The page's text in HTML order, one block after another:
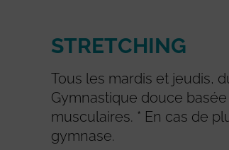
STRETCHING
Tous les mardis et jeudis,
Gymnastique douce
musculaires. * En cas de
gymnase.